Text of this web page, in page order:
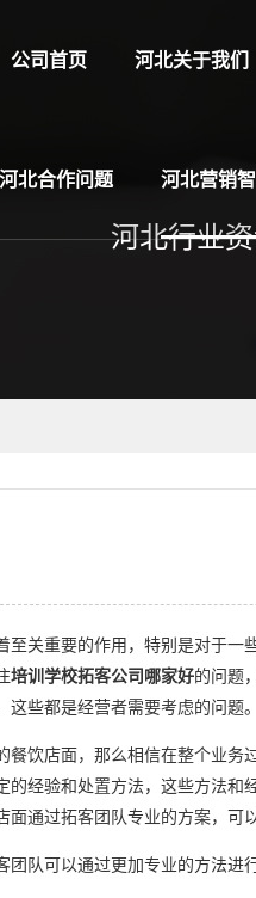
公司首页 河北关于我们
河北合作问题 河北营销
河北行业
关重要的作用，特别是对于一
培训学校拓客公司哪家好的问题
些都是经营者需要考虑的问题。
饮店面，那么相信在整个业务
经验和处置方法，这些方法和
通过拓客团队专业的方案，可
队可以通过更加专业的方法进